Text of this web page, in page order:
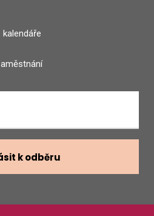
k odběru